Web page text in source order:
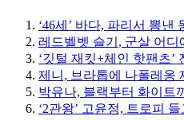
‘46세’ 바다, 파리서 뽐
레드벨벳 슬기, 군살 어
‘깃털 재킷+체인 핫팬츠
제니, 브라톱에 나폴레옹
박유나, 블랙부터 화이트
‘2관왕’ 고윤정, 트로피